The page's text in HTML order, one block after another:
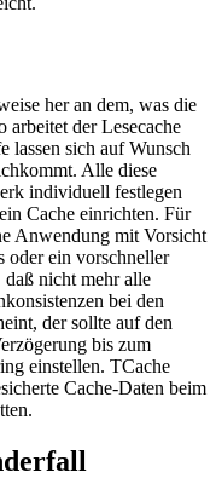
her an dem, was die
arbeitet der Lesecache
lassen sich auf Wunsch
Alle diese
individuell festlegen
Cache einrichten. Für
Anwendung mit Vorsicht
oder ein vorschneller
nicht mehr alle
bei den
der sollte auf den
bis zum
einstellen. TCache
Cache-Daten beim